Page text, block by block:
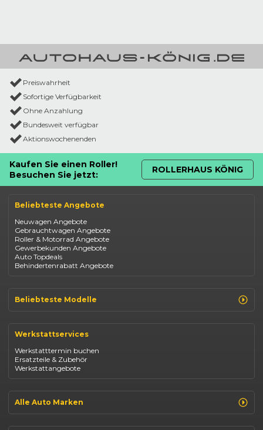
Preiswahrheit
Sofortige Verfügbarkeit
Ohne Anzahlung
Bundesweit verfügbar
Aktionswochenenden
Kaufen Sie einen Roller!
Besuchen Sie jetzt:
ROLLERHAUS KÖNIG
Beliebteste Angebote
Neuwagen Angebote
Gebrauchtwagen Angebote
Roller & Motorrad Angebote
Gewerbekunden Angebote
Auto Topdeals
Behindertenrabatt Angebote
Beliebteste Modelle
Opel Corsa
Fiat 500
Dacia Duster
Dacia Sandero
Jeep Compass
Suzuki Vitara
Suzuki Swift
Werkstattservices
Werkstatttermin buchen
Ersatzteile & Zubehör
Werkstattangebote
Alle Auto Marken